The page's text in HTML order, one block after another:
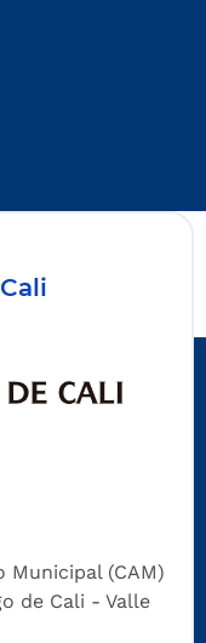
(CAM)
de Cali - Valle